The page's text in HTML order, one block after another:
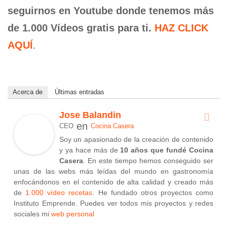
seguirnos en Youtube donde tenemos más
de 1.000 Vídeos gratis para ti. HAZ CLICK
AQUÍ.
Acerca de Últimas entradas
Jose Balandin
CEO en Cocina Casera
Soy un apasionado de la creación de contenido
y ya hace más de 10 años que fundé Cocina
Casera. En este tiempo hemos conseguido ser
unas de las webs más leídas del mundo en gastronomía
enfocándonos en el contenido de alta calidad y creado más
de 1.000 vídeo recetas. He fundado otros proyectos como
Instituto Emprende. Puedes ver todos mis proyectos y redes
sociales mi web personal